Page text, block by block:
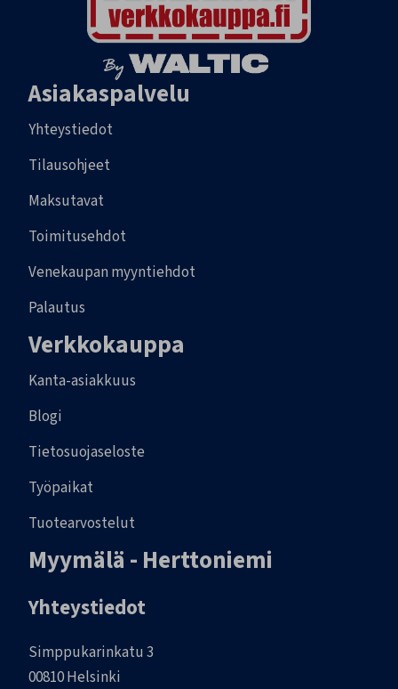
Asiakaspalvelu
Yhteystiedot
Tilausohjeet
Maksutavat
Toimitusehdot
Venekaupan myyntiehdot
Palautus
Verkkokauppa
Kanta-asiakkuus
Blogi
Tietosuojaseloste
Työpaikat
Tuotearvostelut
Myymälä - Herttoniemi
Yhteystiedot
Simppukarinkatu 3
00810 Helsinki